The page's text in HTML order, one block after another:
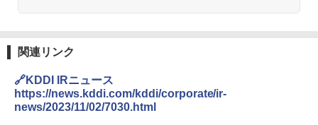
関連リンク
🔗KDDI IRニュース
https://news.kddi.com/kddi/corporate/ir-
news/2023/11/02/7030.html